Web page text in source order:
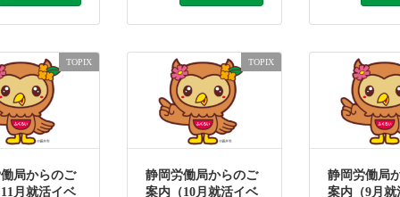
TOPIX
局からのご
月就活イベ
TOPIX
静岡労働局からのご
案内（10月就活イベ
静岡労働局
案内（9月就